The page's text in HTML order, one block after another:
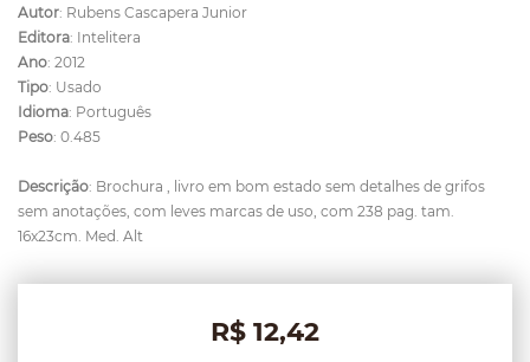
Autor: Rubens Cascapera Junior
Editora: Intelitera
Ano: 2012
Tipo: Usado
Idioma: Português
Peso: 0.485
Descrição: Brochura , livro em bom estado sem detalhes de grifos
sem anotações, com leves marcas de uso, com 238 pag. tam.
16x23cm. Med. Alt
R$ 12,42